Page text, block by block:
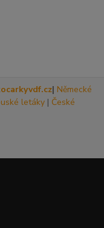
| Německé
letáky | České